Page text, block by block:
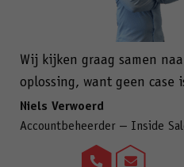
Wij kijken graag samen
oplossing, want geen case
Niels Verwoerd
Accountbeheerder – Inside